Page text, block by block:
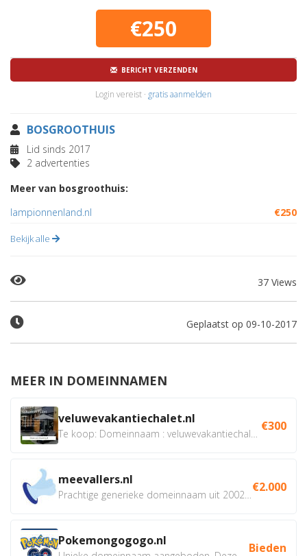
€250
BERICHT VERZENDEN
Login vereist · gratis aanmelden
BOSGROOTHUIS
Lid sinds 2017
2 advertenties
Meer van bosgroothuis:
lampionnenland.nl
€250
Bekijk alle
37 Views
Geplaatst op 09-10-2017
MEER IN DOMEINNAMEN
veluwevakantiechalet.nl €300
meevallers.nl €2.000
Pokemongogogo.nl Bieden